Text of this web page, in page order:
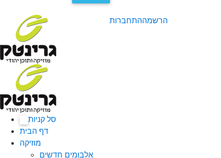
התחברותהרשמה
סל קניות
דף הבית
מוזיקה
אלבומים חדשים